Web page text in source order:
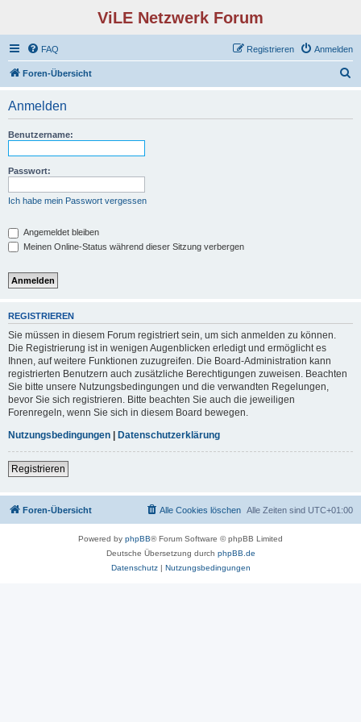
ViLE Netzwerk Forum
FAQ Anmelden
Registrieren
Foren-Übersicht
Anmelden
Benutzername:
Passwort:
Ich habe mein Passwort vergessen
Angemeldet bleiben
Meinen Online-Status während dieser Sitzung verbergen
REGISTRIEREN
Sie müssen in diesem Forum registriert sein, um sich anmelden zu können.
Die Registrierung ist in wenigen Augenblicken erledigt und ermöglicht es
Ihnen, auf weitere Funktionen zuzugreifen. Die Board-Administration kann
registrierten Benutzern auch zusätzliche Berechtigungen zuweisen. Beachten
Sie bitte unsere Nutzungsbedingungen und die verwandten Regelungen,
bevor Sie sich registrieren. Bitte beachten Sie auch die jeweiligen
Forenregeln, wenn Sie sich in diesem Board bewegen.
Nutzungsbedingungen | Datenschutzerklärung
Registrieren
Foren-Übersicht Alle Zeiten sind UTC+01:00
Alle Cookies löschen
Powered by phpBB® Forum Software © phpBB Limited
Deutsche Übersetzung durch phpBB.de
Datenschutz| Nutzungsbedingungen